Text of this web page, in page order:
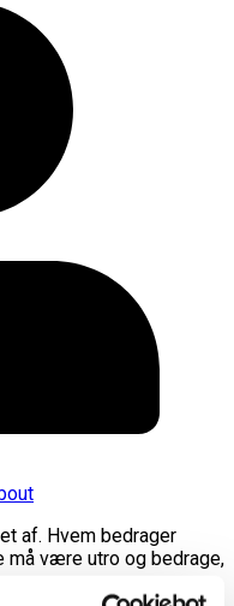
af. Hvem bedrager
må være utro og bedrage,